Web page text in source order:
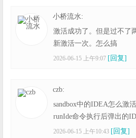
小桥流水:
激活成功了。但是过不了
新激活一次。怎么搞
2026-06-15 上午9:07 [回复]
czb:
sandbox中的IDEA怎么激
runIde命令执行后弹出的
2026-06-15 上午10:43 [回复]